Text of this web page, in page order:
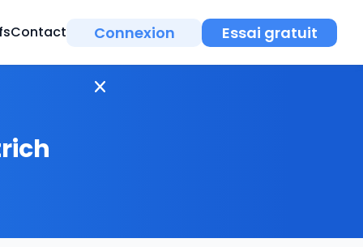
Contact Connexion Essai gratuit